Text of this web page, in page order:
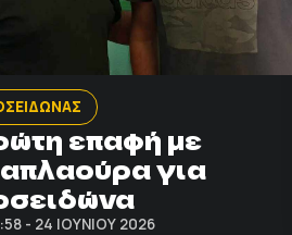
επαφή με
για
- 24 ΙΟΥΝΊΟΥ 2026